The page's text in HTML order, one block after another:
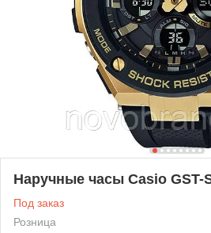
Наручные часы Casio GST-
Под заказ
Розница